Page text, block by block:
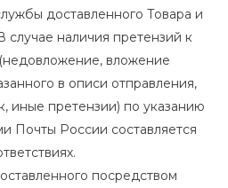
доставленного Товара и
случае наличия претензий к
вложение
в описи отправления,
иные претензии) по указанию
Почты России составляется
посредством